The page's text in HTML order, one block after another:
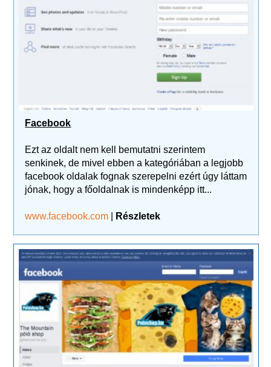
Facebook
Ezt az oldalt nem kell bemutatni szerintem
senkinek, de mivel ebben a kategóriában a legjobb
facebook oldalak fognak szerepelni ezért úgy láttam
jónak, hogy a főoldalnak is mindenképp itt...
www.facebook.com Részletek